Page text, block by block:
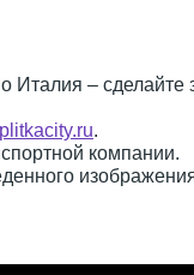
– сделайте
.
компании.